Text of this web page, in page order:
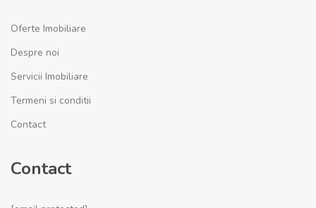
Oferte Imobiliare
Despre noi
Servicii Imobiliare
Termeni si conditii
Contact
Contact